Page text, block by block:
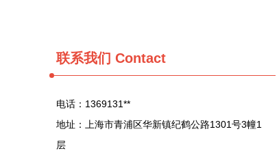
联系我们 Contact
电话：1369131**
地址：上海市青浦区华新镇纪鹤公路1301号3幢1
层